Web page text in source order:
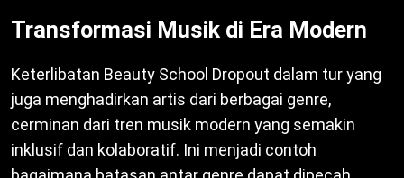
Transformasi Musik di Era Modern
Keterlibatan Beauty School Dropout dalam tur yang
juga menghadirkan artis dari berbagai genre,
cerminan dari tren musik modern yang semakin
inklusif dan kolaboratif. Ini menjadi contoh